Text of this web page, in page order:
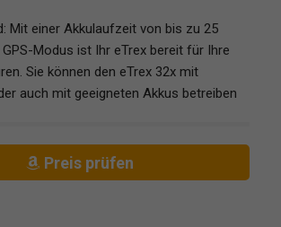
Mit einer Akkulaufzeit von bis zu 25
Modus ist Ihr eTrex bereit für Ihre
Sie können den eTrex 32x mit
auch mit geeigneten Akkus betreiben
Preis prüfen